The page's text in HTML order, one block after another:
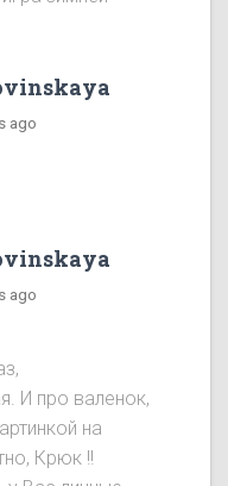
ago
ago
И про валенок,
на
Крюк !!